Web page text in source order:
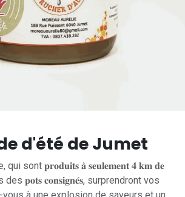
d'été de Jumet
sont 𝐩𝐫𝐨𝐝𝐮𝐢𝐭𝐬 𝐚̀ 𝐬𝐞𝐮𝐥𝐞𝐦𝐞𝐧𝐭 𝟒 𝐤𝐦 𝐝𝐞
des 𝐩𝐨𝐭𝐬 𝐜𝐨𝐧𝐬𝐢𝐠𝐧𝐞́𝐬, surprendront vos
à une explosion de saveurs et un